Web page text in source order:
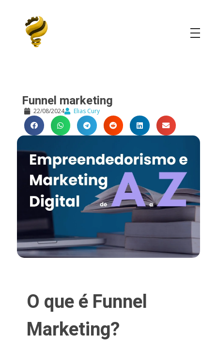
Funnel marketing
22/08/2024 Elias Cury
O que é Funnel
Marketing?